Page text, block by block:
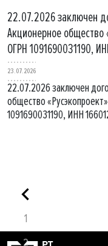
22.07.2026 заключен
Акционерное общество
ОГРН 1091690031190,
23.07.2026
22.07.2026 заключен
общество
1091690031190, ИНН
1